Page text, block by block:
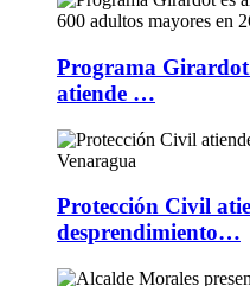
Programa
atiende …
Protección Civil
desprendimiento…